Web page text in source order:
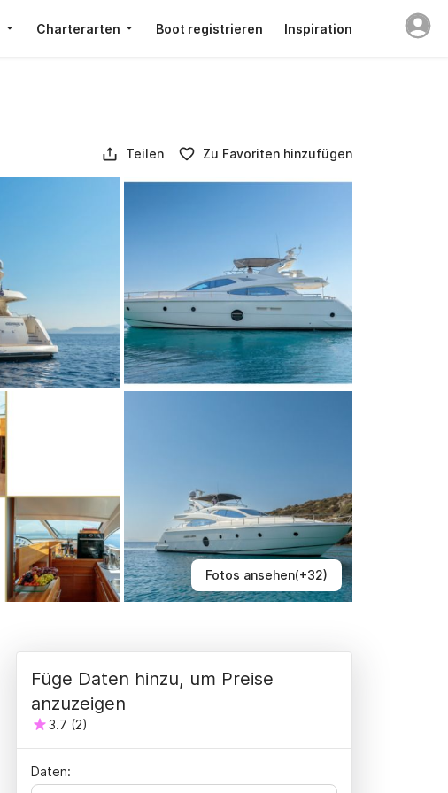
Charterarten Boot registrieren Inspiration
Fotos ansehen(+32)
Teilen Zu Favoriten hinzufügen
Füge Daten hinzu, um Preise
anzuzeigen
3.7 (2)
Daten: